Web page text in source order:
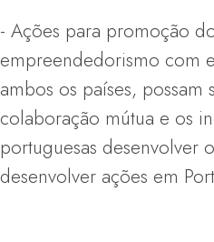
- Ações para promoção
empreendedorismo com
ambos os países,
colaboração mútua e os
portuguesas desenvolver
desenvolver ações em